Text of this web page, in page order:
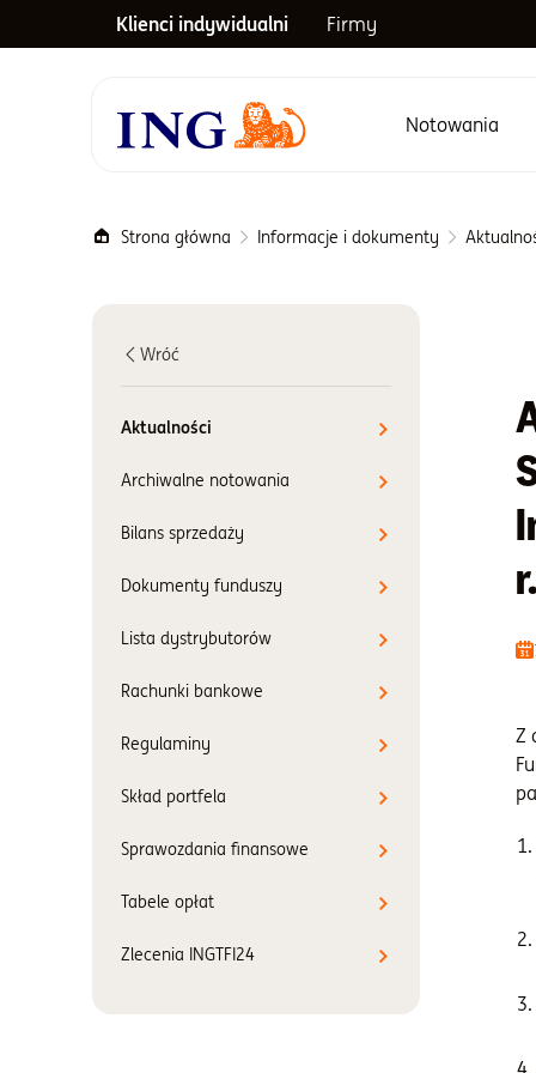
Klienci indywidualni Firmy
Menu główne
Notowania
Strona główna Informacje i dokumenty
Wróć
Aktualności
Archiwalne notowania
Bilans sprzedaży
Dokumenty funduszy
Lista dystrybutorów
Rachunki bankowe
Regulaminy
Skład portfela
Sprawozdania finansowe
Tabele opłat
Zlecenia INGTFI24
r.
Z